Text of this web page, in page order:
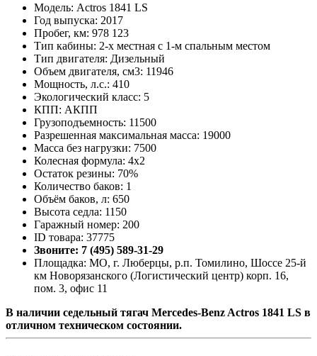
Модель: Actros 1841 LS
Год выпуска: 2017
Пробег, км: 978 123
Тип кабины: 2-х местная с 1-м спальным местом
Тип двигателя: Дизельный
Объем двигателя, см3: 11946
Мощность, л.с.: 410
Экологический класс: 5
КПП: АКПП
Грузоподъемность: 11500
Разрешенная максимальная масса: 19000
Масса без нагрузки: 7500
Колесная формула: 4х2
Остаток резины: 70%
Количество баков: 1
Объём баков, л: 650
Высота седла: 1150
Гаражный номер: 200
ID товара: 37775
Звоните: 7 (495) 589-31-29
Площадка: МО, г. Люберцы, р.п. Томилино, Шоссе 25-й
км Новорязанского (Логистический центр) корп. 16,
пом. 3, офис 11
В наличии седельный тягач Mercedes-Benz Actros 1841 LS в
отличном техническом состоянии.